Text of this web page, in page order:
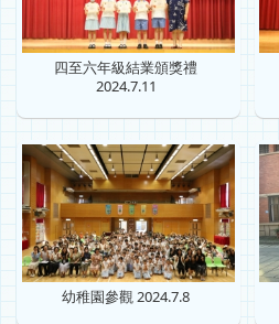
四至六年級結業頒獎禮
2024.7.11
幼稚園參觀 2024.7.8